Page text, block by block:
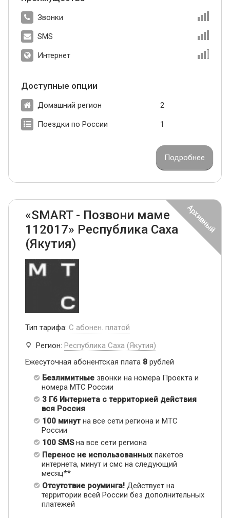
Звонки
SMS
Интернет
Доступные опции
Домашний регион 2
Поездки по России 1
Подробнее
«SMART - Позвони маме
112017» Республика Саха
(Якутия)
Тип тарифа: С абонен. платой
Регион: Республика Саха (Якутия)
Ежесуточная абонентская плата 8 рублей
Безлимитные звонки на номера Проекта и
номера МТС России
3 Гб Интернета с территорией действия
вся Россия
100 минут на все сети региона и МТС
России
100 SMSна все сети региона
Перенос не использованных пакетов
интернета, минут и смс на следующий
месяц**
Отсутствие роуминга! Действует на
территории всей России без дополнительных
платежей